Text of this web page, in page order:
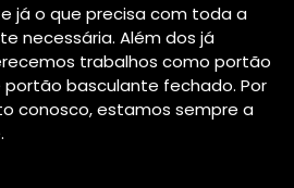
já o que precisa com toda a
necessária. Além dos já
trabalhos como portão
basculante fechado. Por
conosco, estamos sempre a